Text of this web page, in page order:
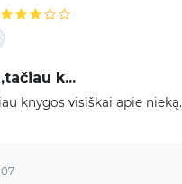
k...
knygos visiškai apie nieką.